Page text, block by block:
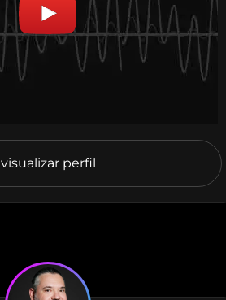
visualizar perfil